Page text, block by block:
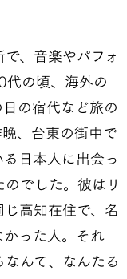
、音楽やパフォ
代の頃、海外の
の宿代など旅の
、台東の街中で
日本人に出会っ
でした。彼はリ
高知在住で、名
かった人。それ
んて、なんたる